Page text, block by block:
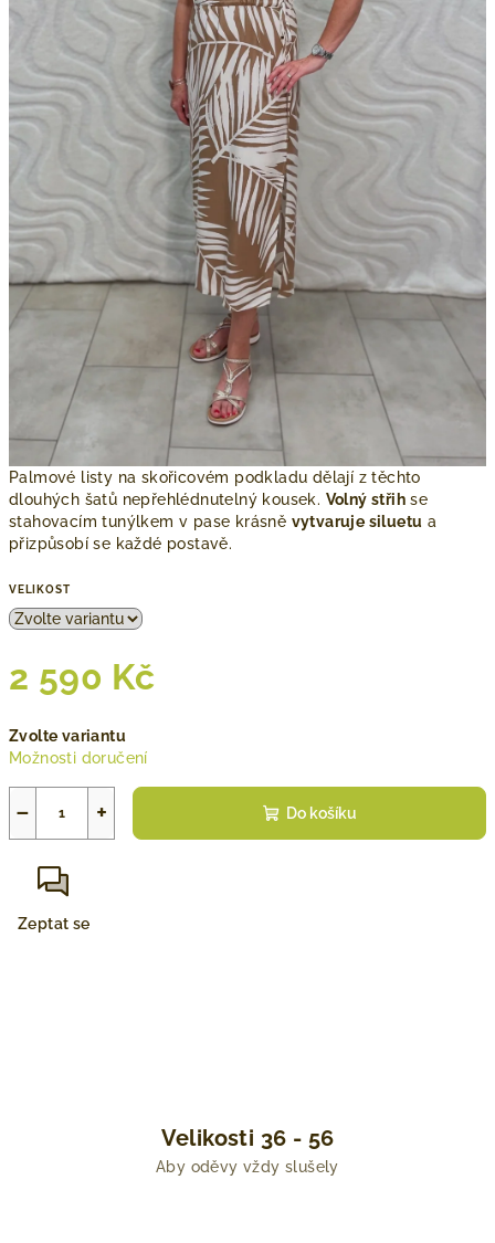
Palmové listy na skořicovém podkladu dělají z těchto
dlouhých šatů nepřehlédnutelný kousek. Volný střih se
stahovacím tunýlkem v pase krásně vytvaruje siluetu a
přizpůsobí se každé postavě.
VELIKOST
2 590 Kč
cena:
Zvolte variantu
Možnosti doručení
+
− Do košíku
Zeptat se
Velikosti 36 - 56
Aby oděvy vždy slušely